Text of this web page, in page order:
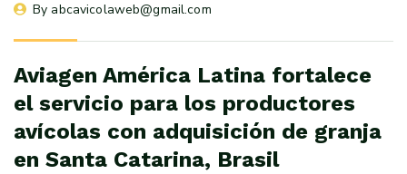
By abcavicolaweb@gmail.com
Aviagen América Latina fortalece
el servicio para los productores
avícolas con adquisición de granja
en Santa Catarina, Brasil